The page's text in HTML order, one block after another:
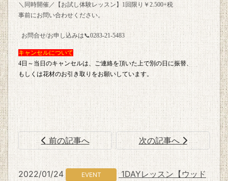
＼同時開催／【お試し体験レッスン】1回限り￥2.500+税
事前にお問い合わせください。
お問合せ/お申し込みは📞0283-21-5483
キャンセルについて
4日～当日のキャンセルは、ご連絡を頂いた上で別の日に振替、
もしくは花材のお引き取りをお願いしています。
前の記事へ 次の記事へ
2022/01/24 EVENT
1DAYレッスン【ウッド